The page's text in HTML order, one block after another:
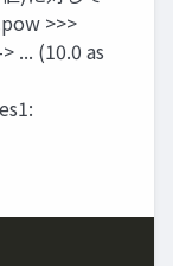
>>>
... (10.0 as